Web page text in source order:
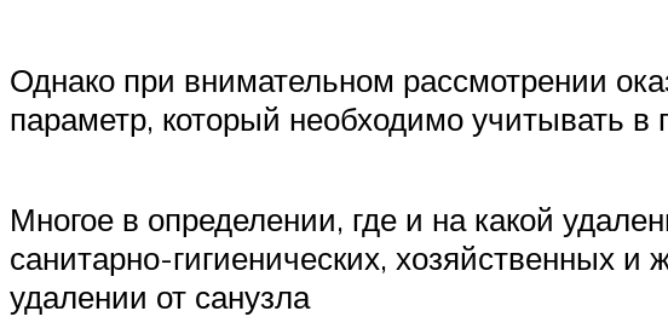
Однако при внимательном рассмотрении
параметр, который необходимо учитывать в
Многое в определении, где и на какой
санитарно-гигиенических, хозяйственных
удалении от санузла